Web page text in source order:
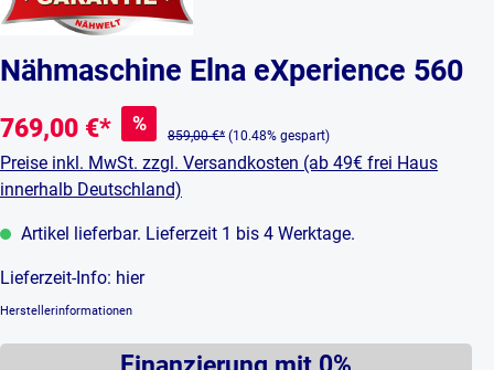
Nähmaschine Elna eXperience 560
769,00 €* %
859,00 €* (10.48% gespart)
Preise inkl. MwSt. zzgl. Versandkosten (ab 49€ frei Haus
innerhalb Deutschland)
Artikel lieferbar. Lieferzeit 1 bis 4 Werktage.
Lieferzeit-Info: hier
Herstellerinformationen